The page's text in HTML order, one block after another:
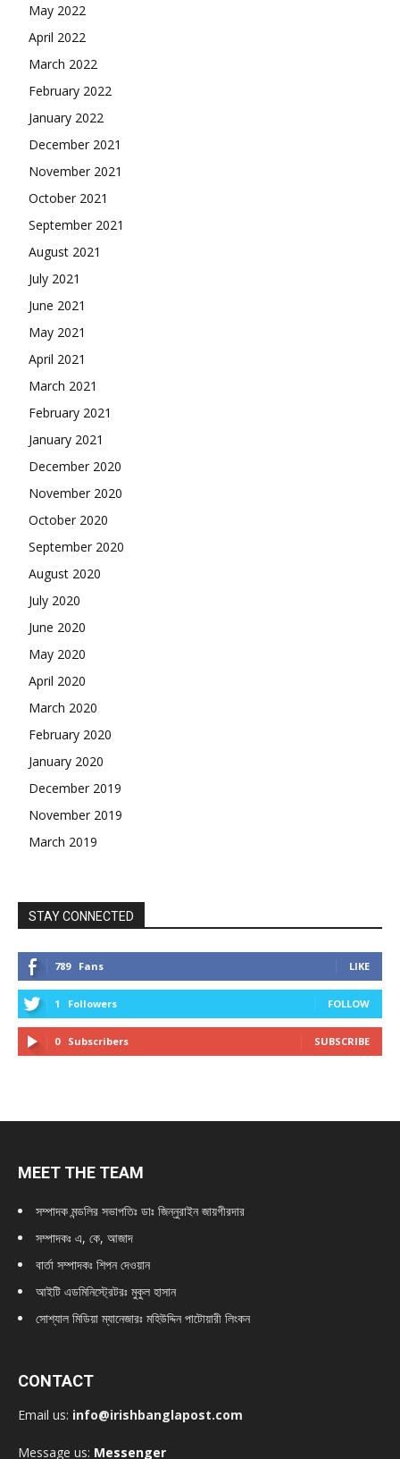
May 2022
April 2022
March 2022
February 2022
January 2022
December 2021
November 2021
October 2021
September 2021
August 2021
July 2021
June 2021
May 2021
April 2021
March 2021
February 2021
January 2021
December 2020
November 2020
October 2020
September 2020
August 2020
July 2020
June 2020
May 2020
April 2020
March 2020
February 2020
January 2020
December 2019
November 2019
March 2019
STAY CONNECTED
789 Fans LIKE
1 Followers FOLLOW
0 Subscribers SUBSCRIBE
MEET THE TEAM
সম্পাদক মন্ডলির সভাপতিঃ ডাঃ জিন্নুরাইন জায়গীরদার
সম্পাদকঃ এ, কে, আজাদ
বার্তা সম্পাদকঃ শিপন দেওয়ান
আইটি এডমিনিস্ট্রেটরঃ মুকুল হাসান
সোশ্যাল মিডিয়া ম্যানেজারঃ মহিউদ্দিন পাটোয়ারী লিংকন
CONTACT
Email us: info@irishbanglapost.com
Message us: Messenger